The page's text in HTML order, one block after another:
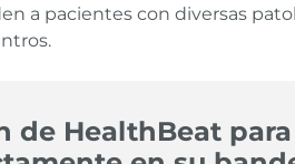
a pacientes con diversas
de HealthBeat